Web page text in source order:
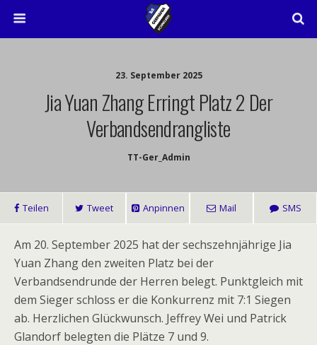
23. September 2025
Jia Yuan Zhang Erringt Platz 2 Der
Verbandsendrangliste
TT-Ger_Admin
Teilen Tweet Anpinnen Mail SMS
Am 20. September 2025 hat der sechszehnjährige Jia
Yuan Zhang den zweiten Platz bei der
Verbandsendrunde der Herren belegt. Punktgleich mit
dem Sieger schloss er die Konkurrenz mit 7:1 Siegen
ab. Herzlichen Glückwunsch. Jeffrey Wei und Patrick
Glandorf belegten die Plätze 7 und 9.